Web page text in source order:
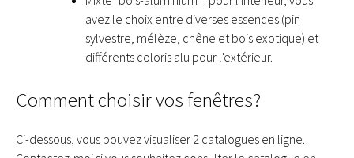
avez le choix entre diverses essences (pin
sylvestre, mélèze, chêne et bois exotique) et
différents coloris alu pour l'extérieur.
Comment choisir vos fenêtres?
Ci-dessous, vous pouvez visualiser 2 catalogues en ligne.